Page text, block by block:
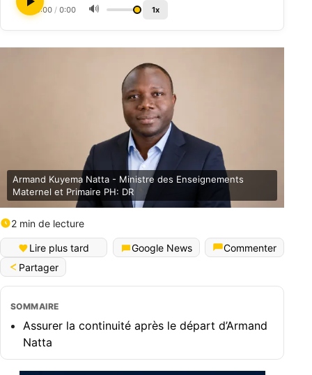
0:00 / 0:00 🔊 1x
Armand Kuyema Natta - Ministre des Enseignements
Maternel et Primaire PH: DR
2 min de lecture
Lire plus tard Google News
Commenter
Partager
SOMMAIRE
Assurer la continuité après le départ d’Armand
Natta